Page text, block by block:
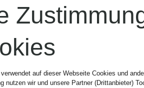
PEPE
Hose
auf dieser Webseite Cookies und
nutzen wir und unsere Partner (Drittanbieter)